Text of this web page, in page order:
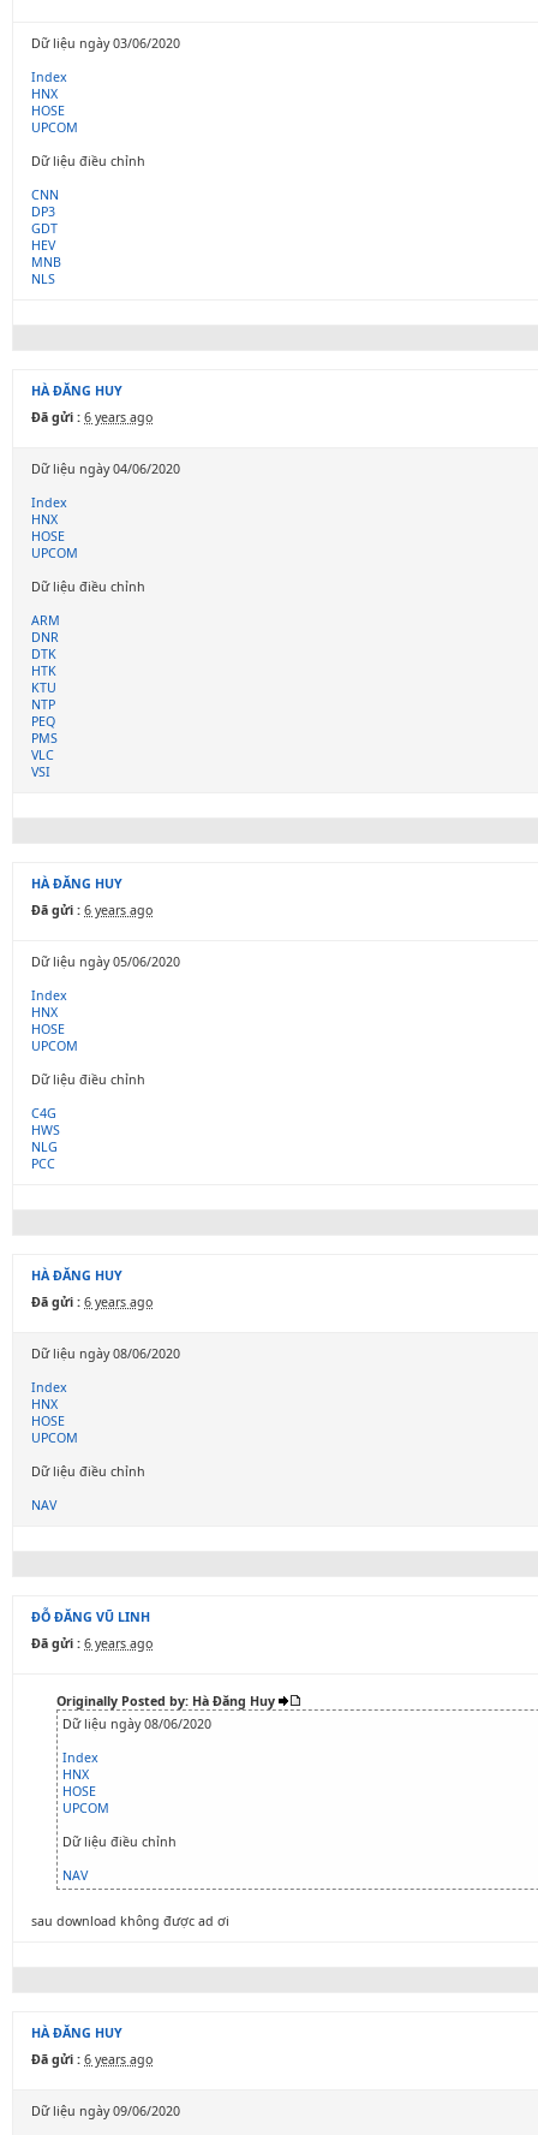
Dữ liệu ngày 03/06/2020
Index
HNX
HOSE
UPCOM
Dữ liệu điều chỉnh
CNN
DP3
GDT
HEV
MNB
NLS
HÀ ĐĂNG HUY
Đã gửi : 6 years ago
Dữ liệu ngày 04/06/2020
Index
HNX
HOSE
UPCOM
Dữ liệu điều chỉnh
ARM
DNR
DTK
HTK
KTU
NTP
PEQ
PMS
VLC
VSI
HÀ ĐĂNG HUY
Đã gửi : 6 years ago
Dữ liệu ngày 05/06/2020
Index
HNX
HOSE
UPCOM
Dữ liệu điều chỉnh
C4G
HWS
NLG
PCC
HÀ ĐĂNG HUY
Đã gửi : 6 years ago
Dữ liệu ngày 08/06/2020
Index
HNX
HOSE
UPCOM
Dữ liệu điều chỉnh
NAV
ĐỖ ĐĂNG VŨ LINH
Đã gửi : 6 years ago
Originally Posted by: Hà Đăng Huy
Dữ liệu ngày 08/06/2020
Index
HNX
HOSE
UPCOM
Dữ liệu điều chỉnh
NAV
sau download không được ad ơi
HÀ ĐĂNG HUY
Đã gửi : 6 years ago
Dữ liệu ngày 09/06/2020